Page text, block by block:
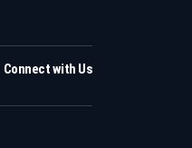
Connect with Us